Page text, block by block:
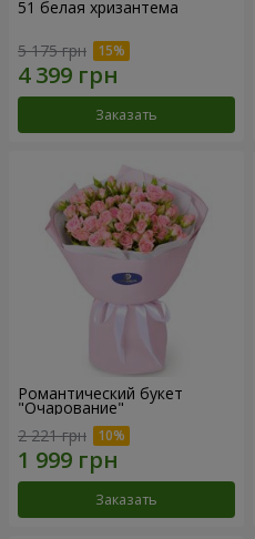
51 белая хризантема
5 175 грн
Заказать
Романтический букет
"Очарование"
2 221 грн
Заказать